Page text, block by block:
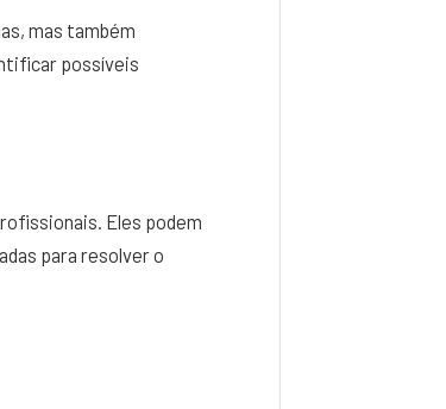
mas também
possíveis
Eles podem
para resolver o